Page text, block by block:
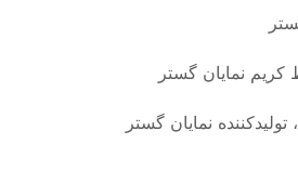
کریم نمایان گستر
نمایان گستر